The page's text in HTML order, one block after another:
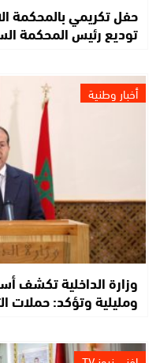
حفل تكريمي بالمحكمة
توديع رئيس المحكمة
أخبار وطنية
وزارة الداخلية تكشف
ومليلية وتؤكد: حملات